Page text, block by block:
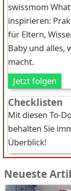
swissmom
inspirieren:
für Eltern,
Baby und alles,
macht.
Jetzt folgen
Checklisten
Mit diesen To-
behalten Sie
Überblick!
Neueste